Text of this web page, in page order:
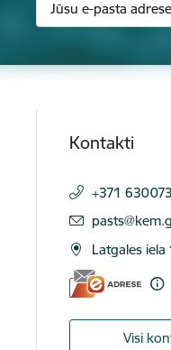
Kontakti
+371
E-pasts:
Latgales iela
Visi